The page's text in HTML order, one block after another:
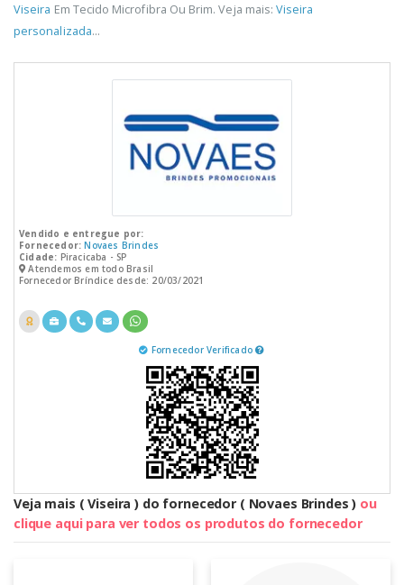
Viseira Em Tecido Microfibra Ou Brim. Veja mais:Viseira
personalizada...
Vendido e entregue por:
Fornecedor: Novaes Brindes
Cidade: Piracicaba - SP
Atendemos em todo Brasil
Fornecedor Bríndice desde: 20/03/2021
Fornecedor Verificado
Veja mais ( Viseira ) do fornecedor ( Novaes Brindes ) ou
clique aqui para ver todos os produtos do fornecedor